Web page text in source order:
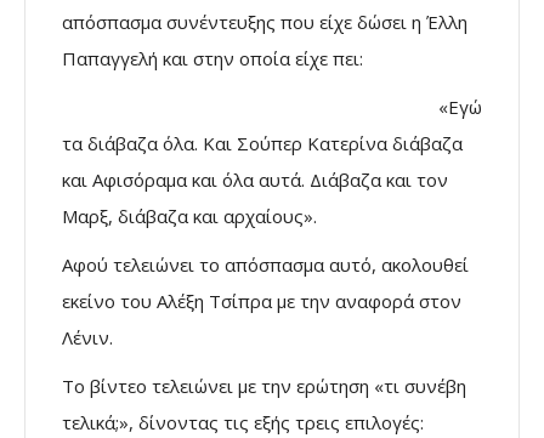
απόσπασμα συνέντευξης που είχε δώσει η Έλλη
Παπαγγελή και στην οποία είχε πει:
«Εγώ
τα διάβαζα όλα. Και Σούπερ Κατερίνα διάβαζα
και Αφισόραμα και όλα αυτά. Διάβαζα και τον
Μαρξ, διάβαζα και αρχαίους».
Αφού τελειώνει το απόσπασμα αυτό, ακολουθεί
εκείνο του Αλέξη Τσίπρα με την αναφορά στον
Λένιν.
Το βίντεο τελειώνει με την ερώτηση «τι συνέβη
τελικά;», δίνοντας τις εξής τρεις επιλογές: